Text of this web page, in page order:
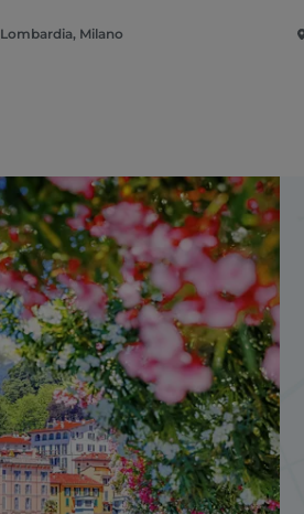
Lombardia, Milano